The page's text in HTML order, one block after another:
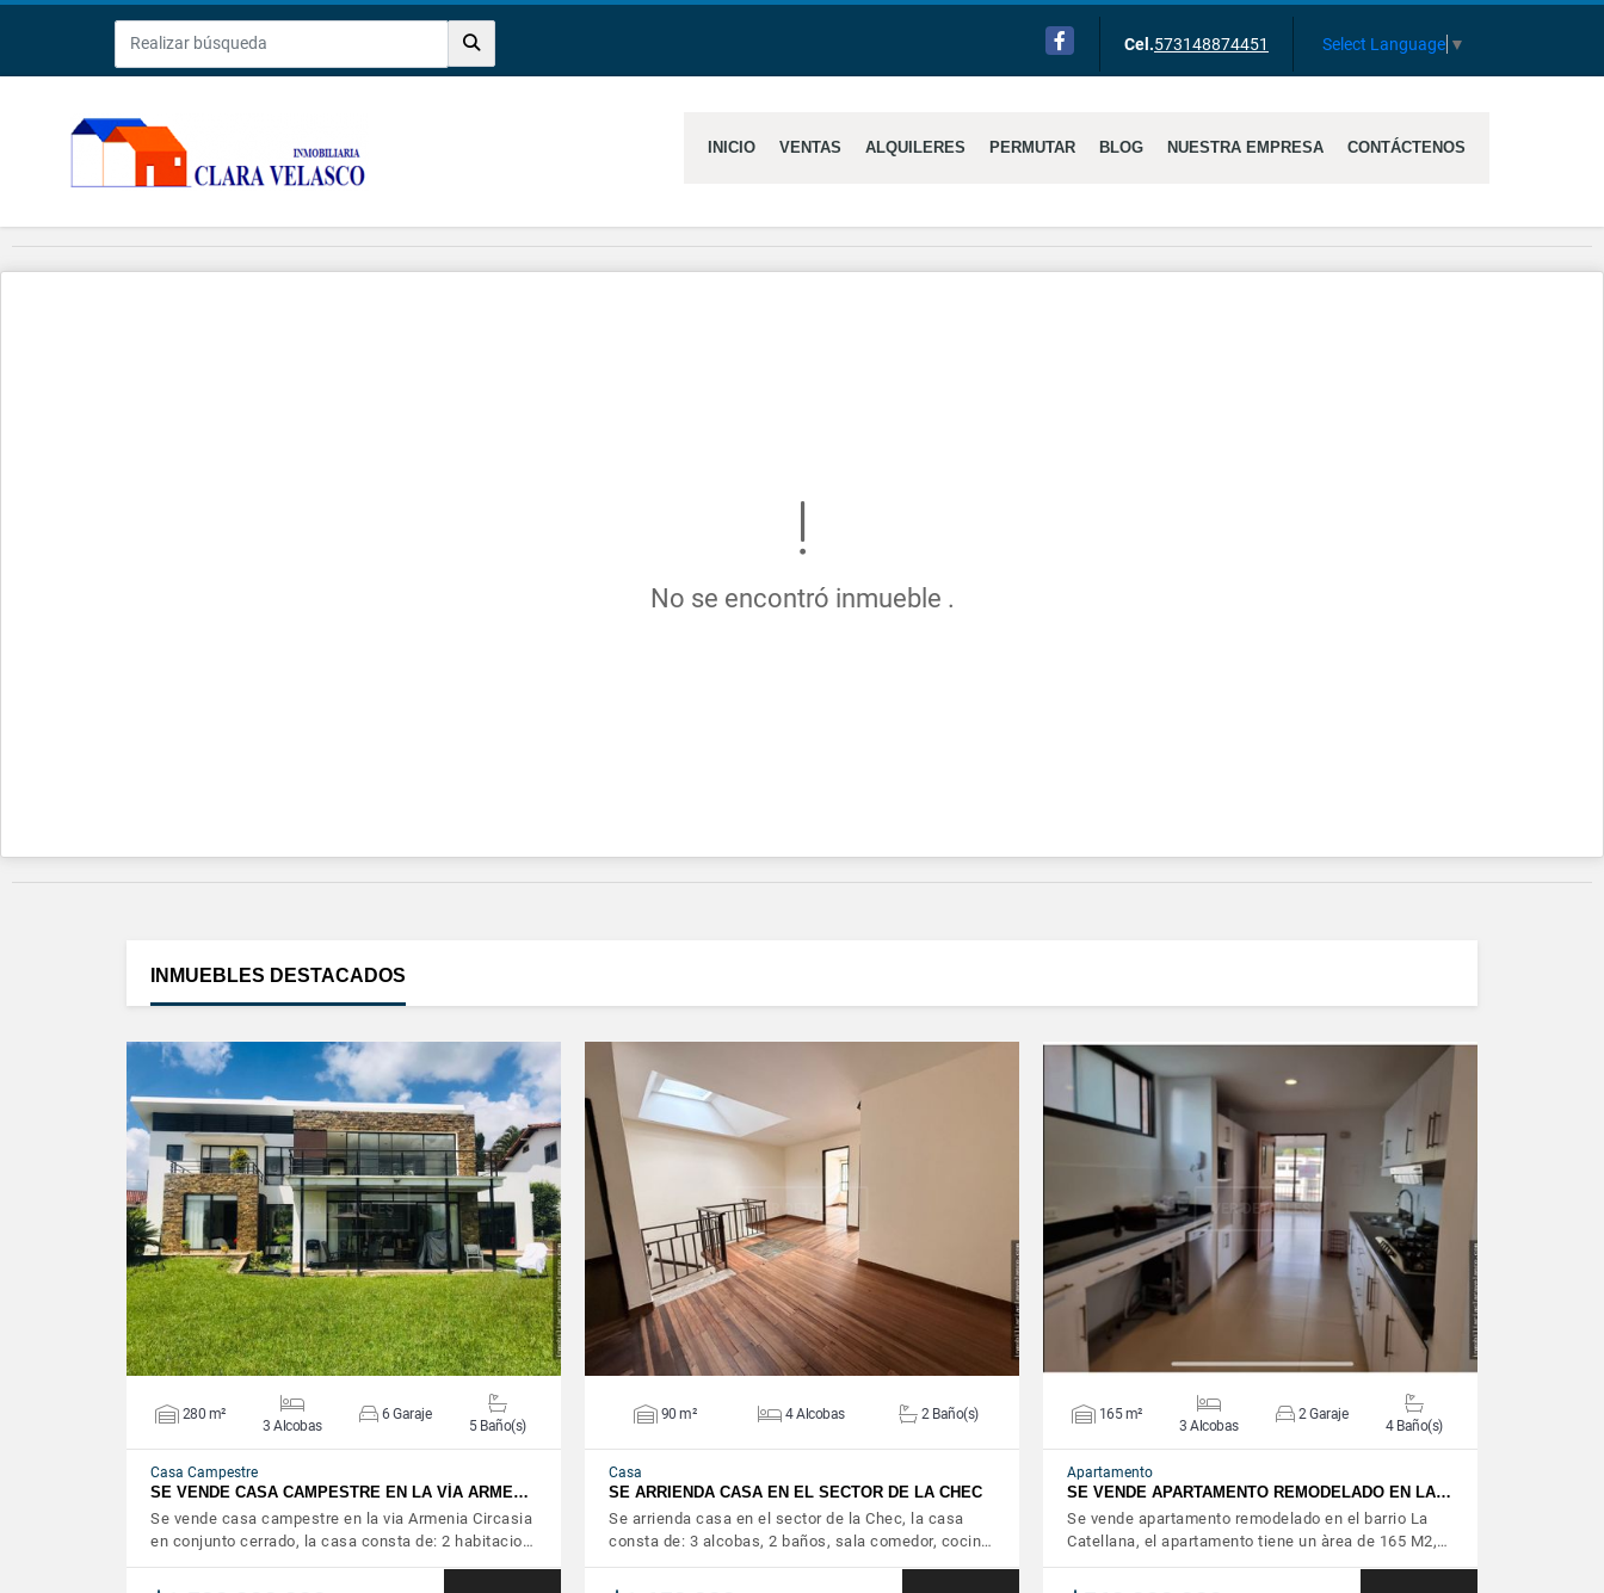
Facebook Cel.573148874451 Select Language ▼
INICIO VENTAS ALQUILERES PERMUTAR BLOG NUESTRA EMPRESA CONTÁCTENOS
No se encontró inmueble .
INMUEBLES DESTACADOS
VER DETALLES
280 m²
3 Alcobas
6 Garaje
5 Baño(s)
Casa Campestre
SE VENDE CASA CAMPESTRE EN LA VÍA ARME…
Se vende casa campestre en la via Armenia Circasia
en conjunto cerrado, la casa consta de: 2 habitacio…
VER DETALLES
90 m² 4 Alcobas 2 Baño(s)
Casa
SE ARRIENDA CASA EN EL SECTOR DE LA CHEC
Se arrienda casa en el sector de la Chec, la casa
consta de: 3 alcobas, 2 baños, sala comedor, cocin…
VER DETALLES
165 m²
3 Alcobas
2 Garaje
4 Baño(s)
Apartamento
SE VENDE APARTAMENTO REMODELADO EN LA…
Se vende apartamento remodelado en el barrio La
Catellana, el apartamento tiene un àrea de 165 M2,…